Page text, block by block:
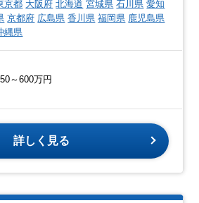
京都 大阪府 北海道 宮城県 石川県 愛知
京都府 広島県 香川県 福岡県 鹿児島県
縄県
～600万円
詳しく見る